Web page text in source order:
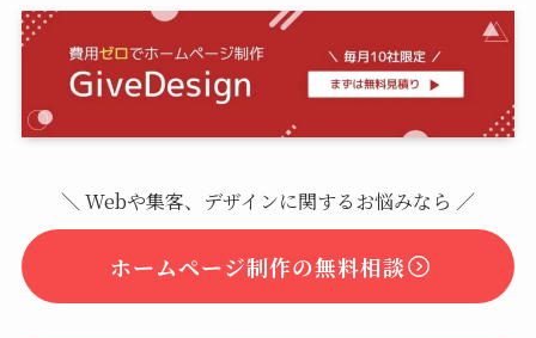
＼ Webや集客、デザインに関するお悩みなら ／
ホームページ制作の無料相談